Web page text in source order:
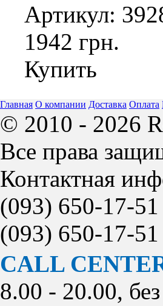
Артикул:
1942 грн.
Купить
Главная О компании Доставка Оплата
© 2010 - 2026
Все права
Контактная
(093) 650-17-51
(093) 650-17-51
CALL
8.00 - 20.00,